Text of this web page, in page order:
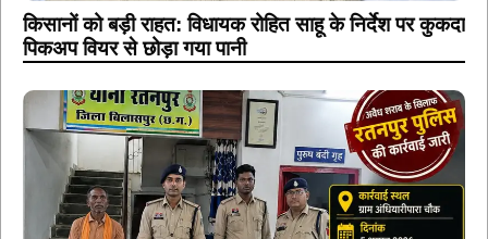
किसानों को बड़ी राहत: विधायक रोहित साहू के निर्देश पर कुकदा
पिकअप वियर से छोड़ा गया पानी